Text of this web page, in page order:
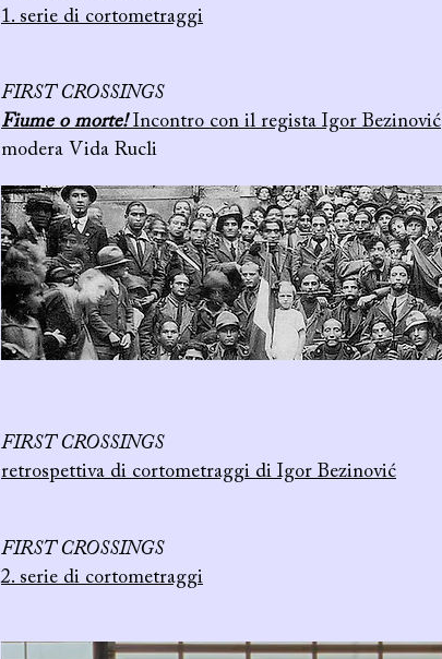
1. serie di cortometraggi
FIRST CROSSINGS
Fiume o morte!Incontro con il regista Igor Bezinović
modera Vida Rucli
FIRST CROSSINGS
retrospettiva di cortometraggi di Igor Bezinović
FIRST CROSSINGS
2. serie di cortometraggi